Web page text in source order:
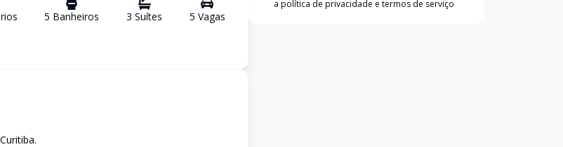
s 5 Banheiros 3 Suítes 5 Vagas
a política de privacidade e termos de serviço